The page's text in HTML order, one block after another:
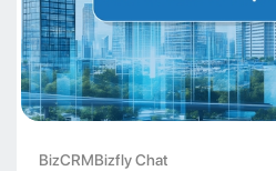
BizCRMBizfly Chat